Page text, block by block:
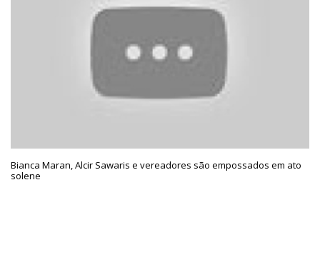
Bianca Maran, Alcir Sawaris e vereadores são empossados em ato
solene